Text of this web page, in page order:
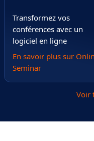
Transformez vos
conférences avec un
logiciel en ligne
En savoir plus sur
Seminar
Voir